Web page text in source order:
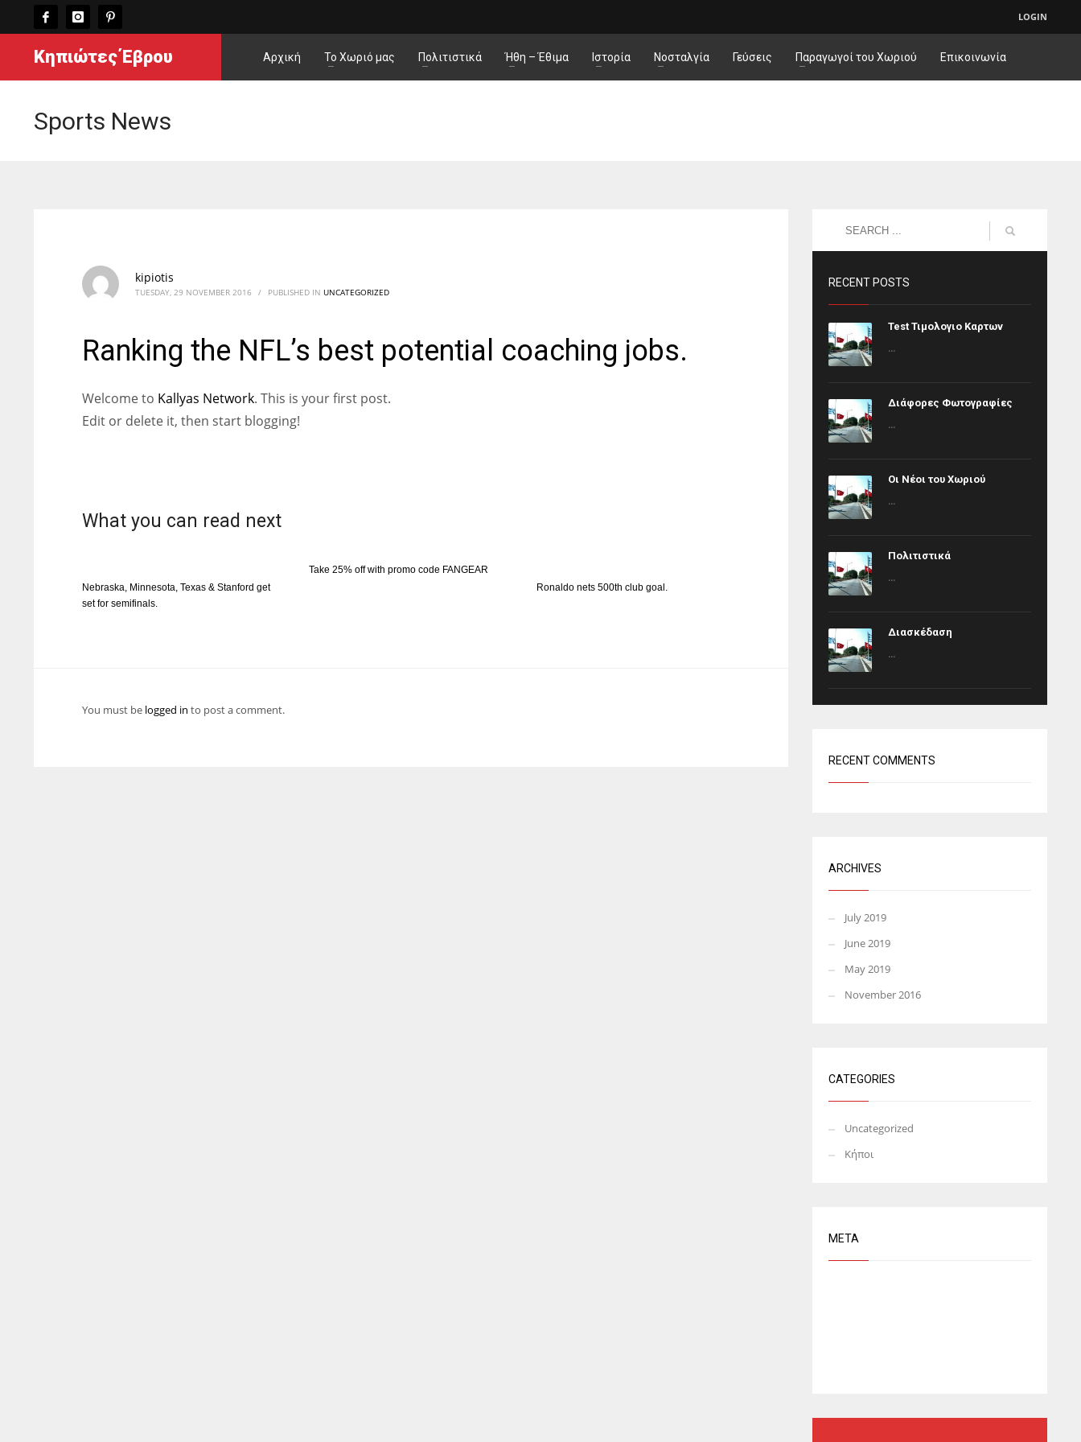
LOGIN
Κηπιώτες Έβρου Αρχική Το Χωριό μας Πολιτιστικά Ήθη – Έθιμα Ιστορία Νοσταλγία Γεύσεις Παραγωγοί του Χωριού Επικοινωνία
Sports News
kipiotis
TUESDAY, 29 NOVEMBER 2016 / PUBLISHED IN UNCATEGORIZED
Ranking the NFL’s best potential coaching jobs.
Welcome to Kallyas Network. This is your first post.
Edit or delete it, then start blogging!
What you can read next
Nebraska, Minnesota, Texas & Stanford get
set for semifinals.
Take 25% off with promo code FANGEAR
Ronaldo nets 500th club goal.
You must be logged in to post a comment.
RECENT POSTS
Test Τιμολογιο Καρτων
...
Διάφορες Φωτογραφίες
...
Οι Νέοι του Χωριού
...
Πολιτιστικά
...
Διασκέδαση
...
RECENT COMMENTS
ARCHIVES
July 2019
June 2019
May 2019
November 2016
CATEGORIES
Uncategorized
Κήποι
META